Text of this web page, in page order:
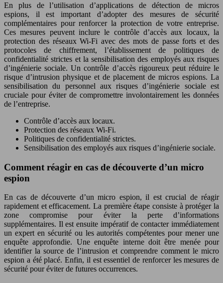
En plus de l’utilisation d’applications de détection de micros
espions, il est important d’adopter des mesures de sécurité
complémentaires pour renforcer la protection de votre entreprise.
Ces mesures peuvent inclure le contrôle d’accès aux locaux, la
protection des réseaux Wi-Fi avec des mots de passe forts et des
protocoles de chiffrement, l’établissement de politiques de
confidentialité strictes et la sensibilisation des employés aux risques
d’ingénierie sociale. Un contrôle d’accès rigoureux peut réduire le
risque d’intrusion physique et de placement de micros espions. La
sensibilisation du personnel aux risques d’ingénierie sociale est
cruciale pour éviter de compromettre involontairement les données
de l’entreprise.
Contrôle d’accès aux locaux.
Protection des réseaux Wi-Fi.
Politiques de confidentialité strictes.
Sensibilisation des employés aux risques d’ingénierie sociale.
Comment réagir en cas de découverte d’un micro
espion
En cas de découverte d’un micro espion, il est crucial de réagir
rapidement et efficacement. La première étape consiste à protéger la
zone compromise pour éviter la perte d’informations
supplémentaires. Il est ensuite impératif de contacter immédiatement
un expert en sécurité ou les autorités compétentes pour mener une
enquête approfondie. Une enquête interne doit être menée pour
identifier la source de l’intrusion et comprendre comment le micro
espion a été placé. Enfin, il est essentiel de renforcer les mesures de
sécurité pour éviter de futures occurrences.